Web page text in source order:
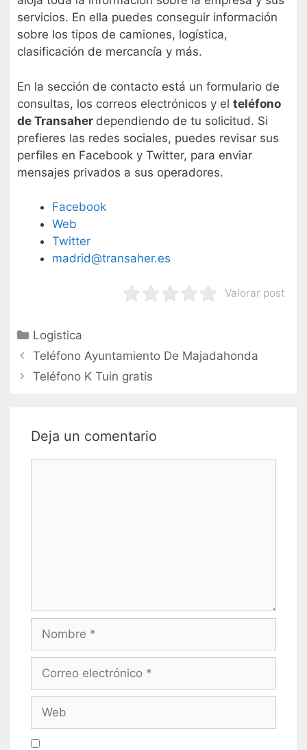
servicios. En ella puedes conseguir información
sobre los tipos de camiones, logística,
clasificación de mercancía y más.
En la sección de contacto está un formulario de
consultas, los correos electrónicos y el teléfono
de Transaher dependiendo de tu solicitud. Si
prefieres las redes sociales, puedes revisar sus
perfiles en Facebook y Twitter, para enviar
mensajes privados a sus operadores.
Facebook
Web
Twitter
madrid@transaher.es
Valorar post
Categorías
Logistica
Navegación
de
Teléfono Ayuntamiento De Majadahonda
Teléfono K Tuin gratis
Deja un comentario
electrónico